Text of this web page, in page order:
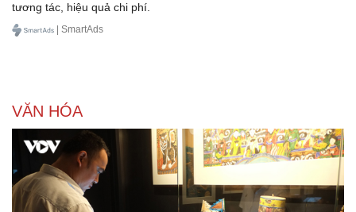
tương tác, hiệu quả chi phí.
| SmartAds
VĂN HÓA